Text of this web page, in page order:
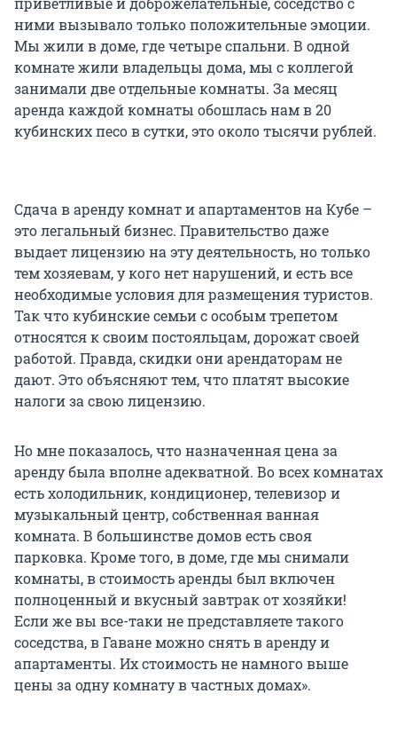
ними вызывало только положительные эмоции.
Мы жили в доме, где четыре спальни. В одной
комнате жили владельцы дома, мы с коллегой
занимали две отдельные комнаты. За месяц
аренда каждой комнаты обошлась нам в 20
кубинских песо в сутки, это около тысячи рублей.
Сдача в аренду комнат и апартаментов на Кубе –
это легальный бизнес. Правительство даже
выдает лицензию на эту деятельность, но только
тем хозяевам, у кого нет нарушений, и есть все
необходимые условия для размещения туристов.
Так что кубинские семьи с особым трепетом
относятся к своим постояльцам, дорожат своей
работой. Правда, скидки они арендаторам не
дают. Это объясняют тем, что платят высокие
налоги за свою лицензию.
Но мне показалось, что назначенная цена за
аренду была вполне адекватной. Во всех комнатах
есть холодильник, кондиционер, телевизор и
музыкальный центр, собственная ванная
комната. В большинстве домов есть своя
парковка. Кроме того, в доме, где мы снимали
комнаты, в стоимость аренды был включен
полноценный и вкусный завтрак от хозяйки!
Если же вы все-таки не представляете такого
соседства, в Гаване можно снять в аренду и
апартаменты. Их стоимость не намного выше
цены за одну комнату в частных домах».